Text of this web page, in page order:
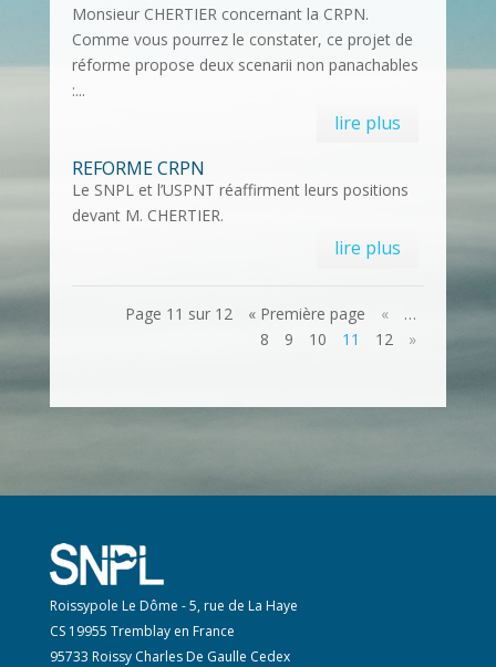
Monsieur CHERTIER concernant la CRPN.
Comme vous pourrez le constater, ce projet de
réforme propose deux scenarii non panachables
:...
lire plus
REFORME CRPN
Le SNPL et l’USPNT réaffirment leurs positions
devant M. CHERTIER.
lire plus
Page 11 sur 12 « Première page «
…
8
9 10 11 12 »
Roissypole Le Dôme - 5, rue de La Haye
CS 19955 Tremblay en France
95733 Roissy Charles De Gaulle Cedex